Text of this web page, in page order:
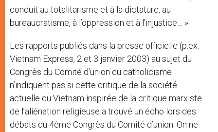
conduit au totalitarisme et à la dictature, au
bureaucratisme, à l’oppression et à l’injustice… »
Les rapports publiés dans la presse officielle (p.ex.
Vietnam Express, 2 et 3 janvier 2003) au sujet du
Congrès du Comité d’union du catholicisme
n’indiquent pas si cette critique de la société
actuelle du Vietnam inspirée de la critique marxiste
de l’aliénation religieuse a trouvé un écho lors des
débats du 4ème Congrès du Comité d’union. On ne